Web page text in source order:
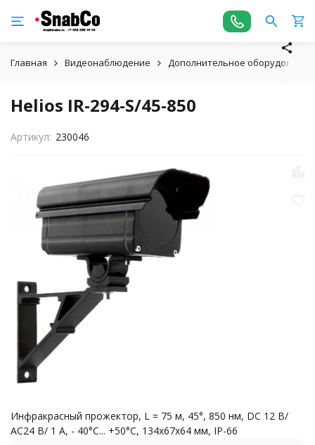
Главная Видеонаблюдение Дополнительное
Helios IR-294-S/45-850
Артикул: 230046
Инфракрасный прожектор, L = 75 м, 45°, 850 нм, DC 12 B/
АС24 B/ 1 A, - 40°С... +50°С, 134х67х64 мм, IP-66